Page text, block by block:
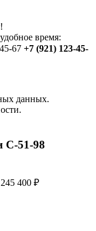
время:
67 +7 (921) 123-45-
данных.
C-51-98
400 ₽